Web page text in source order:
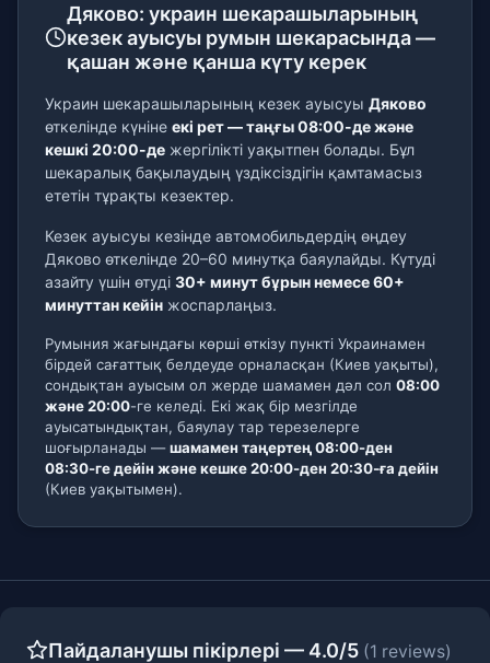
Дяково: украин шекарашыларының
кезек ауысуы румын шекарасында —
қашан және қанша күту керек
Украин шекарашыларының кезек ауысуы Дяково
өткелінде күніне екі рет — таңғы 08:00-де және
кешкі 20:00-де жергілікті уақытпен болады. Бұл
шекаралық бақылаудың үздіксіздігін қамтамасыз
ететін тұрақты кезектер.
Кезек ауысуы кезінде автомобильдердің өңдеу
Дяково өткелінде 20–60 минутқа баяулайды. Күтуді
азайту үшін өтуді 30+ минут бұрын немесе 60+
минуттан кейін жоспарлаңыз.
Румыния жағындағы көрші өткізу пункті Украинамен
бірдей сағаттық белдеуде орналасқан (Киев уақыты),
сондықтан ауысым ол жерде шамамен дәл сол 08:00
және 20:00-ге келеді. Екі жақ бір мезгілде
ауысатындықтан, баяулау тар терезелерге
шоғырланады —шамамен таңертең 08:00-ден
08:30-ге дейін және кешке 20:00-ден 20:30-ға дейін
(Киев уақытымен).
Пайдаланушы пікірлері — 4.0/5 (1 reviews)